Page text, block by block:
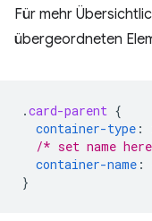
Für mehr
übergeordneten
.card-parent {
container-type :
/* set name
container-name :
}